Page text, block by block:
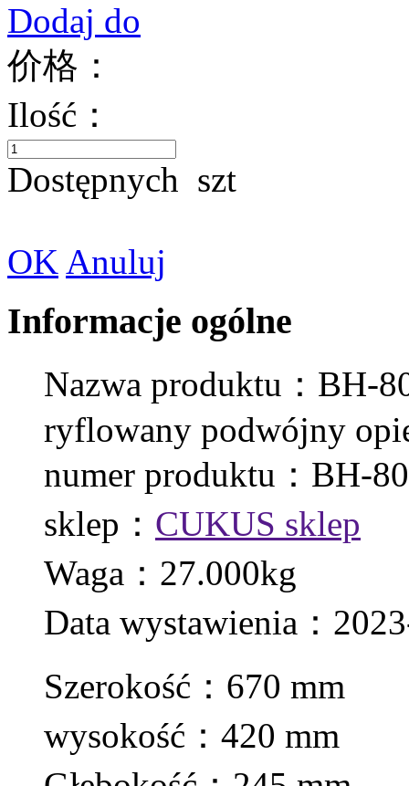
Dodaj do
价格：
Ilość：
Dostępnych szt
OK Anuluj
Informacje ogólne
Nazwa produktu：BH-
ryflowany podwójny
numer produktu：BH-
sklep： CUKUS sklep
Waga：27.000kg
Data wystawienia：
Szerokość：670 mm
wysokość：420 mm